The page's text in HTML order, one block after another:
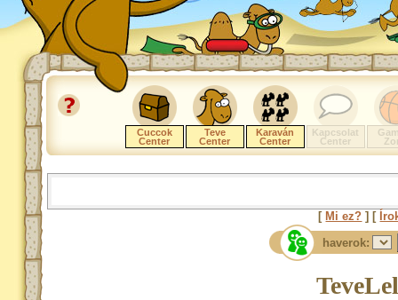
Cuccok
Center
Teve
Center
Karaván
Center
Kapcsolat
Center
[ Mi ez? ] [
haverok: